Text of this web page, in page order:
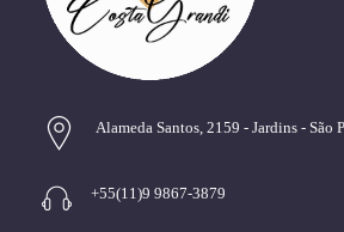
Alameda Santos, 2159 - Jardins - São
+55(11)9 9867-3879